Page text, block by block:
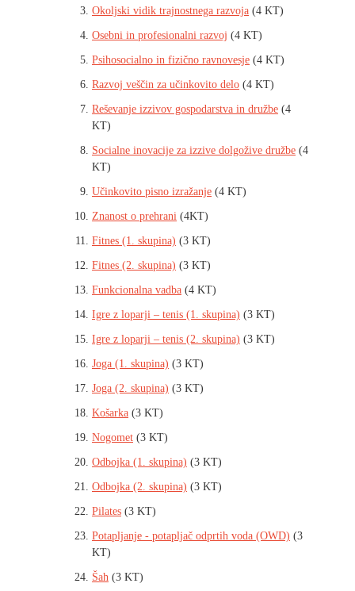
Okoljski vidik trajnostnega razvoja (4 KT)
Osebni in profesionalni razvoj (4 KT)
Psihosocialno in fizično ravnovesje (4 KT)
Razvoj veščin za učinkovito delo (4 KT)
Reševanje izzivov gospodarstva in družbe (4
KT)
Socialne inovacije za izzive dolgožive družbe (4
KT)
Učinkovito pisno izražanje (4 KT)
Znanost o prehrani (4KT)
Fitnes (1. skupina) (3 KT)
Fitnes (2. skupina) (3 KT)
Funkcionalna vadba (4 KT)
Igre z loparji – tenis (1. skupina) (3 KT)
Igre z loparji – tenis (2. skupina) (3 KT)
Joga (1. skupina) (3 KT)
Joga (2. skupina) (3 KT)
Košarka (3 KT)
Nogomet (3 KT)
Odbojka (1. skupina) (3 KT)
Odbojka (2. skupina) (3 KT)
Pilates (3 KT)
Potapljanje - potapljač odprtih voda (OWD) (3
KT)
Šah (3 KT)